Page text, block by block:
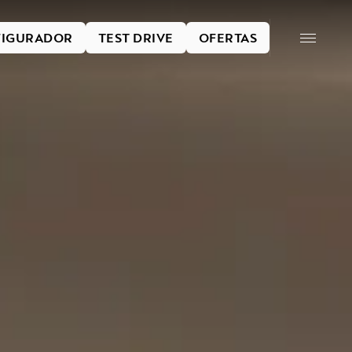
TEST DRIVE OFERTAS